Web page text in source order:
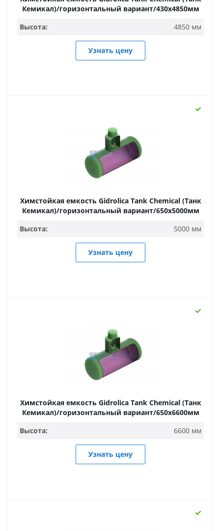
Кемикал)/горизонтальный вариант/430х4850мм
Высота:
4850 мм
Узнать цену
Химстойкая емкость Gidrolica Tank Chemical (Танк
Кемикал)/горизонтальный вариант/650х5000мм
Высота:
5000 мм
Узнать цену
Химстойкая емкость Gidrolica Tank Chemical (Танк
Кемикал)/горизонтальный вариант/650х6600мм
Высота:
6600 мм
Узнать цену